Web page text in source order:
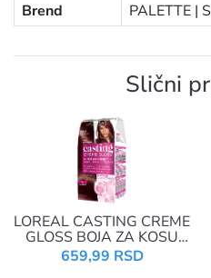
Brend
PALETTE |
Slični
LOREAL CASTING CREME
GLOSS BOJA ZA KOSU
550
659,99 RSD